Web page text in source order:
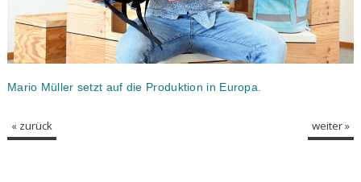
Mario Müller setzt auf die Produktion in Europa.
« zurück weiter »